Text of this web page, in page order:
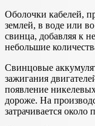
Оболочки кабелей,
землей, в воде или
свинца, добавляя к
небольшие
Свинцовые
зажигания
появление
дороже. На
затрачивается